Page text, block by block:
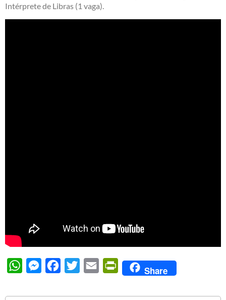
Intérprete de Libras (1 vaga).
WhatsAppMessengerFacebook
Twitter Email PrintFriendly
Share